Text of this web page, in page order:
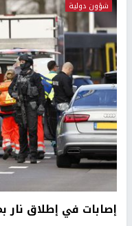
شؤون دولية
إصابات في إطلاق نار